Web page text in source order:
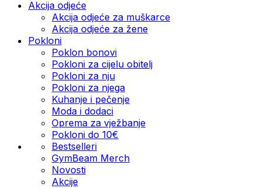
Akcija odjeće
Akcija odjeće za muškarce
Akcija odjeće za žene
Pokloni
Poklon bonovi
Pokloni za cijelu obitelj
Pokloni za nju
Pokloni za njega
Kuhanje i pečenje
Moda i dodaci
Oprema za vježbanje
Pokloni do 10€
Bestselleri
GymBeam Merch
Novosti
Akcije